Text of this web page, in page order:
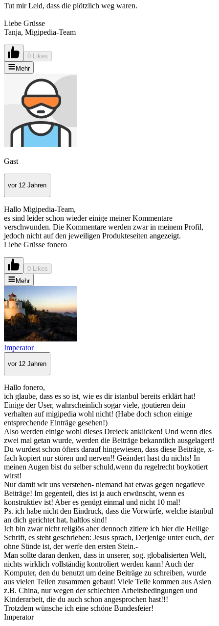
Tut mir Leid, dass die plötzlich weg waren.
Liebe Grüsse
Tanja, Migipedia-Team
0 Likes
Mehr
Gast
vor 12 Jahren
Hallo Migipedia-Team,
es sind leider schon wieder einige meiner Kommentare
verschwunden. Die Kommentare werden zwar in meinem Profil,
jedoch nicht auf den jeweiligen Produkteseiten angezeigt.
Liebe Grüsse fonero
0 Likes
Mehr
Imperator
vor 12 Jahren
Hallo fonero,
ich glaube, dass es so ist, wie es dir istanbul bereits erklärt hat!
Einige der User, wahrscheinlich sogar viele, goutieren dein
verhalten auf migipedia wohl nicht! (Habe doch schon einige
entsprechende Einträge gesehen!)
Also werden einige wohl dieses Dreieck anklicken! Und wenn dies
zwei mal getan wurde, werden die Beiträge bekanntlich ausgelagert!
Du wurdest schon öfters darauf hingewiesen, dass diese Beiträge, x-
fach kopiert nur stören und nerven!! Geändert hast du nichts! In
meinen Augen bist du selber schuld,wenn du regelrecht boykotiert
wirst!
Nur damit wir uns verstehen- niemand hat etwas gegen negatieve
Beiträge! Im gegenteil, dies ist ja auch erwünscht, wenn es
konstruktiev ist! Aber es genügt einmal und nicht 10 mal!
Ps. ich habe nicht den Eindruck, dass die Vorwürfe, welche istanbul
an dich gerichtet hat, haltlos sind!
Ich bin zwar nicht religiös aber dennoch zitiere ich hier die Heilige
Schrift, es steht geschrieben: Jesus sprach, Derjenige unter euch, der
ohne Sünde ist, der werfe den ersten Stein.-
Man sollte daran denken, dass in unserer, sog. globalisierten Welt,
nichts wirklich vollständig kontroliert werden kann! Auch der
Komputer, den du benutzt um deine Beiträge zu schreiben, wurde
aus vielen Teilen zusammen gebaut! Viele Teile kommen aus Asien
z.B. China, nur wegen der schlechten Arbeitsbedingungen und
Kinderarbeit, die du auch schon angesprochen hast!!!
Trotzdem wünsche ich eine schöne Bundesfeier!
Imperator